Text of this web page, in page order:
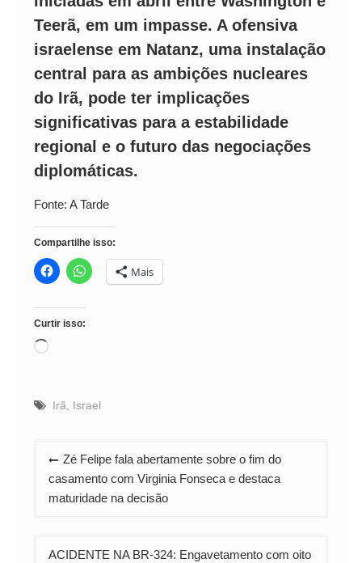
Teerã, em um impasse. A ofensiva
israelense em Natanz, uma instalação
central para as ambições nucleares
do Irã, pode ter implicações
significativas para a estabilidade
regional e o futuro das negociações
diplomáticas.
Fonte: A Tarde
Compartilhe isso:
Mais
Curtir isso:
Carregando...
Irã, Israel
Navegação
de
Post
Zé Felipe fala abertamente sobre o fim do
casamento com Virginia Fonseca e destaca
maturidade na decisão
ACIDENTE NA BR-324: Engavetamento com oito